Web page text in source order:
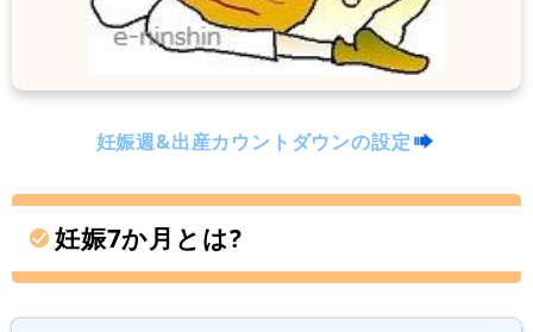
妊娠週&出産カウントダウンの設定
妊娠7か月とは?